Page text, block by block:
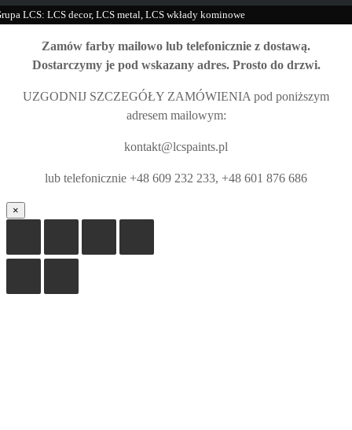
LCS: LCS decor, LCS metal, LCS wkłady kominowe
Zamów farby mailowo lub telefonicznie z dostawą.
Dostarczymy je pod wskazany adres. Prosto do drzwi.
UZGODNIJ SZCZEGÓŁY ZAMÓWIENIA pod poniższym
adresem mailowym:
kontakt@lcspaints.pl
lub telefonicznie +48 609 232 233, +48 601 876 686
×